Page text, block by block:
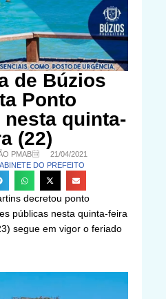
de Búzios
Ponto
quinta-
(22)
PMAB
21/04/2021
DO PREFEITO
decretou ponto
públicas nesta quinta-feira
segue em vigor o feriado